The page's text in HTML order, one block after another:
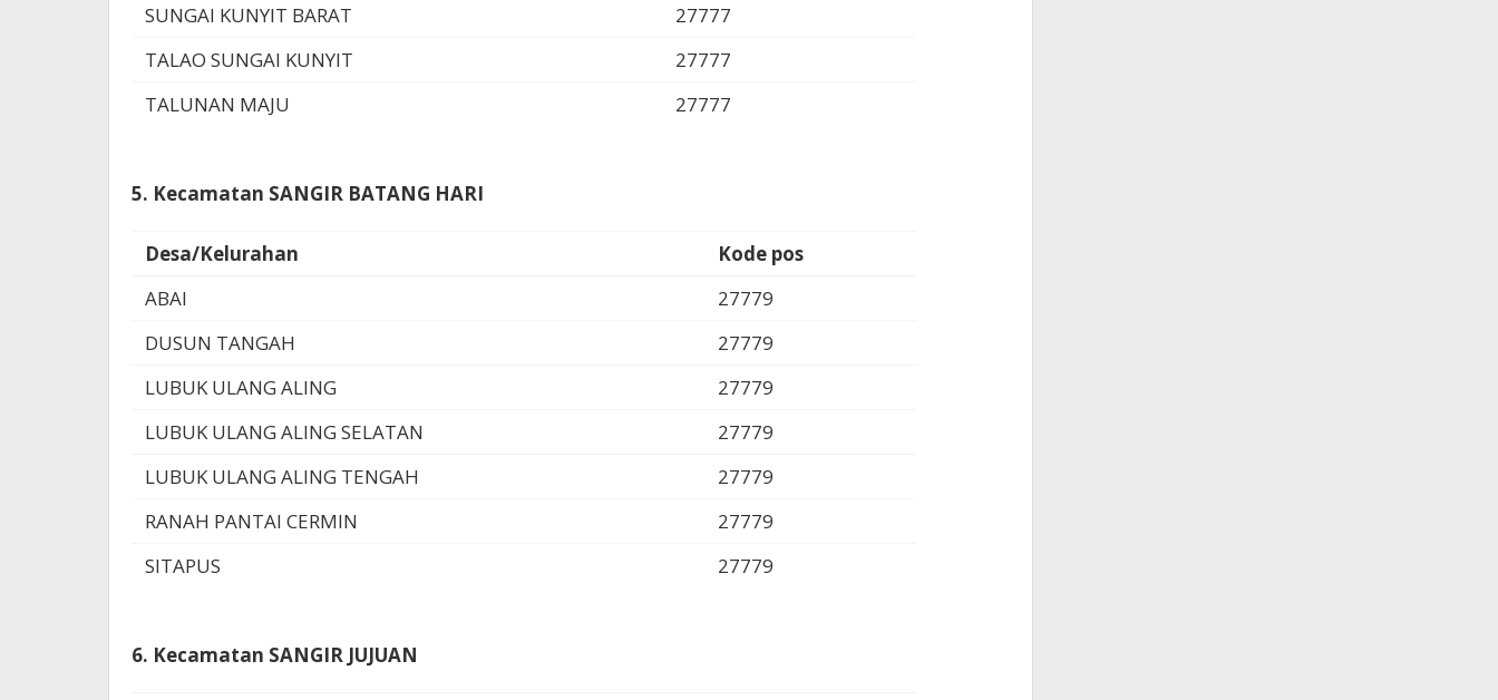
SUNGAI KUNYIT BARAT
27777
TALAO SUNGAI KUNYIT
27777
TALUNAN MAJU
27777
5. Kecamatan SANGIR BATANG HARI
Desa/Kelurahan
Kode pos
ABAI
27779
DUSUN TANGAH
27779
LUBUK ULANG ALING
27779
LUBUK ULANG ALING SELATAN
27779
LUBUK ULANG ALING TENGAH
27779
RANAH PANTAI CERMIN
27779
SITAPUS
27779
6. Kecamatan SANGIR JUJUAN